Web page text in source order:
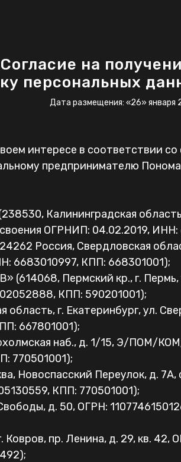
Согласие на
персональных
Дата размещения: «26» января
интересе в соответствии
предпринимателю
Калининградская
ОГРНИП: 04.02.2019, ИНН:
Россия, Свердловская
6683010997, КПП: 668301001);
Пермский кр., г. Пермь,
КПП: 590201001);
г. Екатеринбург, ул.
667801001);
наб., д. 1/15, Э/ПОМ/
770501001);
Новоспасский Переулок, д. 7А,
КПП: 770501001);
д. 50, ОГРН:
пр. Ленина, д. 29, кв.